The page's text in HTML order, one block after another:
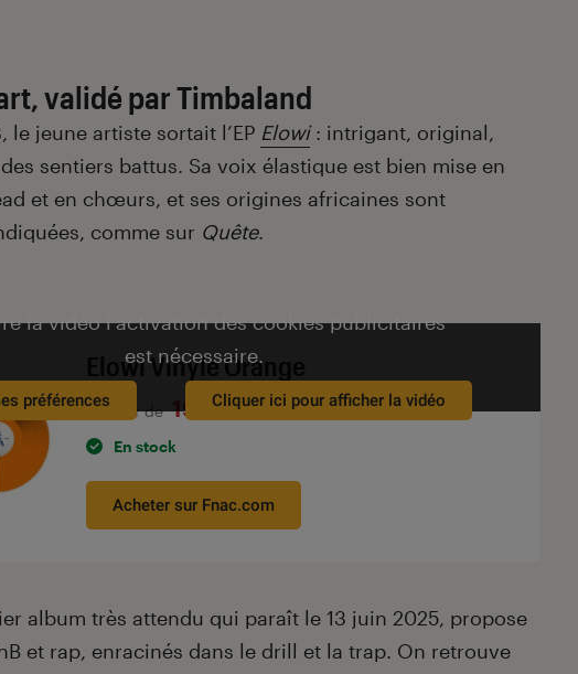
validé par Timbaland
le jeune artiste sortait l’EP Elowi: intrigant, original,
sentiers battus. Sa voix élastique est bien mise en
et en chœurs, et ses origines africaines sont
comme sur Quête.
la vidéo l’activation des cookies publicitaires
est nécessaire.
préférences Cliquer ici pour afficher la vidéo
Elowi Vinyle Orange
À partir de 19,99€
En stock
Acheter sur Fnac.com
album très attendu qui paraît le 13 juin 2025, propose
et rap, enracinés dans le drill et la trap. On retrouve